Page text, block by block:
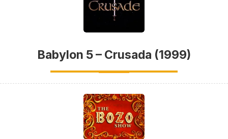
Babylon 5 – Crusada (1999)